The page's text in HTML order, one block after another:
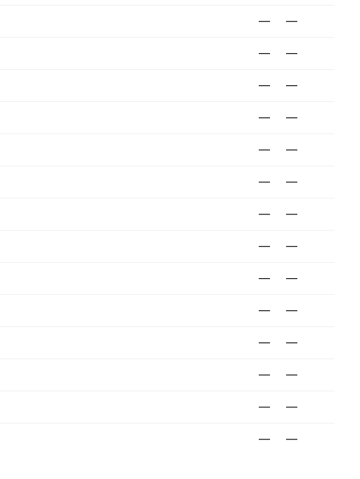
— —
— —
— —
— —
— —
— —
— —
— —
— —
— —
— —
— —
— —
— —